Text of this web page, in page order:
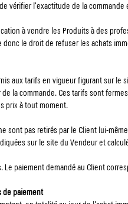
de vérifier l'exactitude de la
à vendre les Produits à des
donc le droit de refuser les achats
aux tarifs en vigueur figurant sur le
de la commande. Ces tarifs sont
prix à tout moment.
sont pas retirés par le Client lui-
sur le site du Vendeur et
Le paiement demandé au Client
de paiement